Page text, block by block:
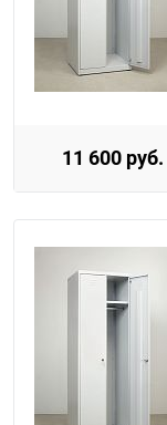
11 600 руб.